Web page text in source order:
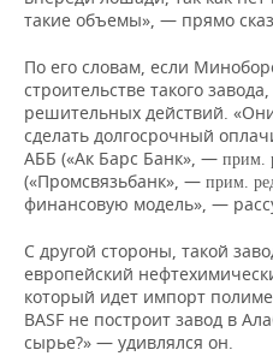
такие объемы», — прямо
По его словам, если
строительстве такого
решительных действий.
сделать долгосрочный
АББ («Ак Барс Банк», — прим.
(«Промсвязьбанк», — прим.
финансовую модель», —
С другой стороны, такой
европейский
который идет импорт
BASF не построит завод в
сырье?» — удивлялся он.